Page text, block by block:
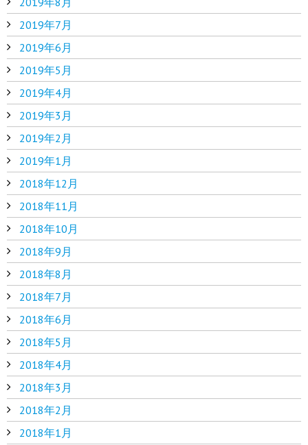
2019年7月
2019年6月
2019年5月
2019年4月
2019年3月
2019年2月
2019年1月
2018年12月
2018年11月
2018年10月
2018年9月
2018年8月
2018年7月
2018年6月
2018年5月
2018年4月
2018年3月
2018年2月
2018年1月